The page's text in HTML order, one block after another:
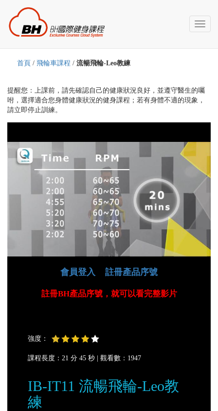
Toggle
首頁 / 飛輪車課程 / 流暢飛輪-Leo教練
提醒您：上課前，請先確認自己的健康狀況良好，並遵守醫生的囑
咐，選擇適合您身體健康狀況的健身課程；若有身體不適的現象，
請立即停止訓練。
會員登入 註冊產品序號
註冊BH產品序號，就可以看完整影片
強度：
課程長度：21 分 45 秒 | 觀看數：1947
IB-IT11 流暢飛輪-Leo教
練